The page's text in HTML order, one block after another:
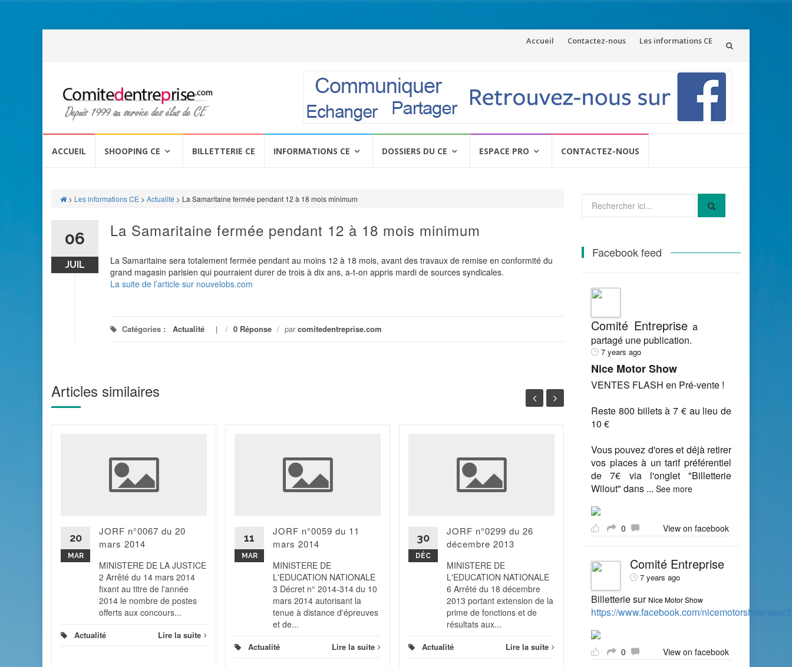
Aller
Accueil Contactez-nous Les informations CE
ACCUEIL SHOOPING CE BILLETTERIE CE INFORMATIONS CE DOSSIERS DU CE ESPACE PRO CONTACTEZ-NOUS
> Les informations CE > Actualité > La Samaritaine fermée pendant 12 à 18 mois minimum
06
JUIL
La Samaritaine fermée pendant 12 à 18 mois minimum
La Samaritaine sera totalement fermée pendant au moins 12 à 18 mois, avant des travaux de remise en conformité du
grand magasin parisien qui pourraient durer de trois à dix ans, a-t-on appris mardi de sources syndicales.
La suite de l’article sur nouvelobs.com
Catégories : Actualité / 0 Réponse / parcomitedentreprise.com
Articles similaires
20
MAR
JORF n°0067 du 20
mars 2014
MINISTERE DE LA JUSTICE
2 Arrêté du 14 mars 2014
fixant au titre de l'année
2014 le nombre de postes
offerts aux concours...
Actualité Lire la suite
11
MAR
JORF n°0059 du 11
mars 2014
MINISTERE DE
L'EDUCATION NATIONALE
3 Décret n° 2014-314 du 10
mars 2014 autorisant la
tenue à distance d'épreuves
et de...
Actualité Lire la suite
30
DÉC
JORF n°0299 du 26
décembre 2013
MINISTERE DE
L'EDUCATION NATIONALE
6 Arrêté du 18 décembre
2013 portant extension de la
prime de fonctions et de
résultats aux...
Actualité Lire la suite
07
NOV
Vers une hausse
significative des
contrôles Urssaf ?
semble-t-il à venir... mieux
Lire la suite
pour
Facebook feed
Comité Entreprisea
partagé une publication.
7 years ago
Nice Motor Show
VENTES FLASH en Pré-vente !
Reste 800 billets à 7 € au lieu de
10 €
Vous pouvez d'ores et déjà retirer
vos places à un tarif préférentiel
de 7€ via l'onglet "Billetterie
Wilout" dans ... See more
0 View on facebook
Comité Entreprise
7 years ago
Billetterie sur Nice Motor Show
https://www.facebook.com/nicemotorshow/app/
0 View on facebook